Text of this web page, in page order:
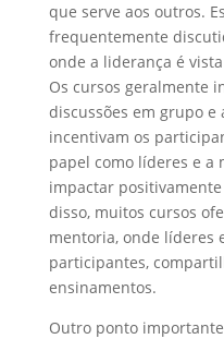
que serve aos outros.
frequentemente
onde a liderança é
Os cursos geralmente
discussões em grupo
incentivam os
papel como líderes e a
impactar
disso, muitos cursos
mentoria, onde líderes
participantes,
ensinamentos.
Outro ponto